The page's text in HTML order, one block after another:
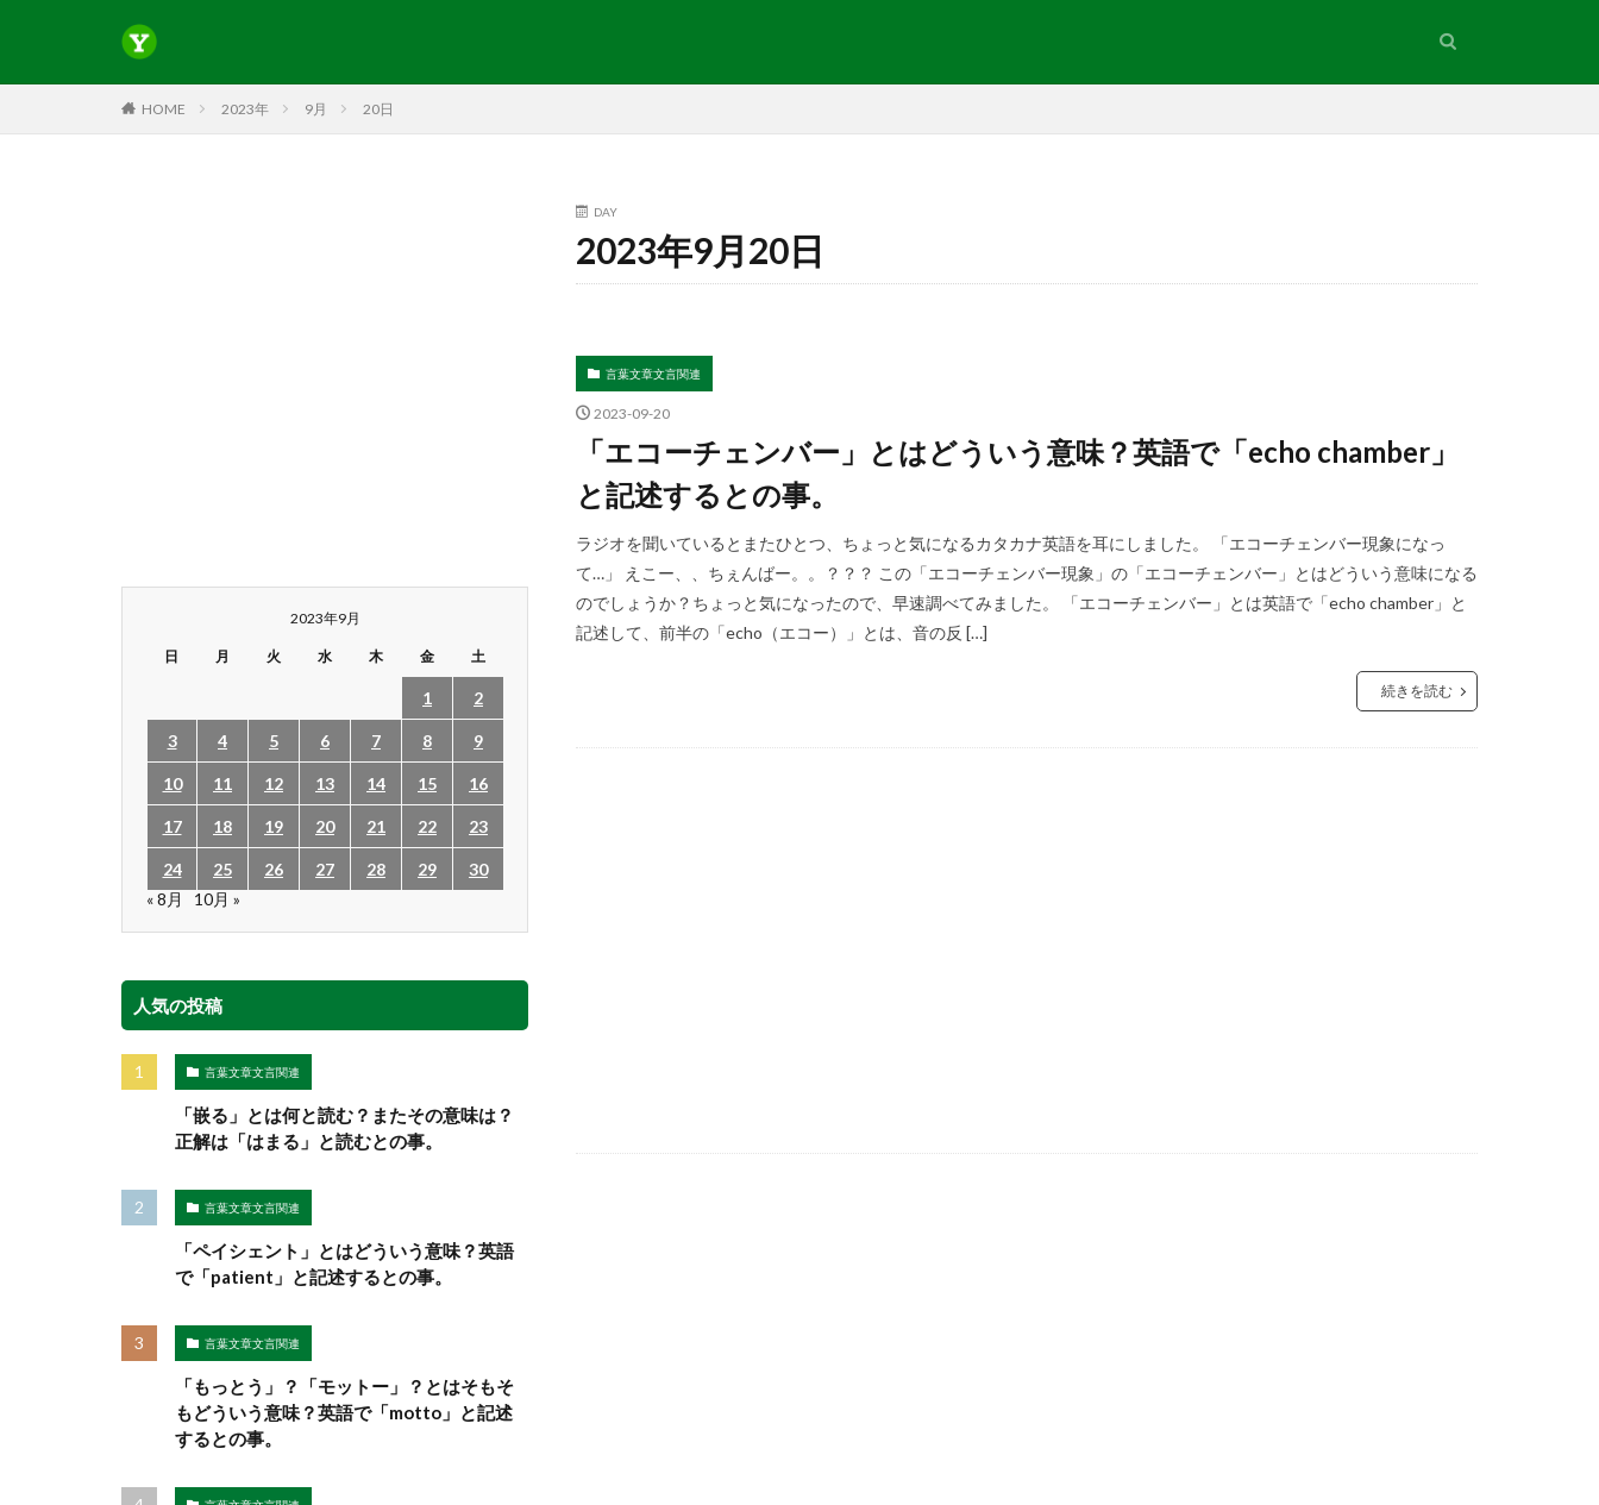
HOME 2023年 9月 20日
DAY
2023年9月20日
言葉文章文言関連
2023-09-20
「エコーチェンバー」とはどういう意味？英語で「echo chamber」
と記述するとの事。
ラジオを聞いているとまたひとつ、ちょっと気になるカタカナ英語を耳にしました。 「エコーチェンバー現象になっ
て…」 えこー、、ちぇんばー。。？？？ この「エコーチェンバー現象」の「エコーチェンバー」とはどういう意味になる
のでしょうか？ちょっと気になったので、早速調べてみました。 「エコーチェンバー」とは英語で「echo chamber」と
記述して、前半の「echo（エコー）」とは、音の反 […]
続きを読む
2023年9月
日 月 火 水 木 金 土
1 2
3 4 5 6 7 8 9
10 11 12 13 14 15 16
17 18 19 20 21 22 23
24 25 26 27 28 29
30
« 8月
10月 »
人気の投稿
言葉文章文言関連
「嵌る」とは何と読む？またその意味は？
正解は「はまる」と読むとの事。
言葉文章文言関連
「ペイシェント」とはどういう意味？英語
で「patient」と記述するとの事。
言葉文章文言関連
「もっとう」？「モットー」？とはそもそ
もどういう意味？英語で「motto」と記述
するとの事。